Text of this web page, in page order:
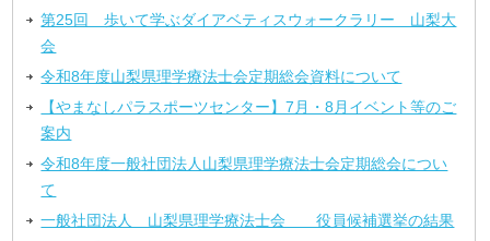
第25回 歩いて学ぶダイアベティスウォークラリー 山梨大
会
令和8年度山梨県理学療法士会定期総会資料について
【やまなしパラスポーツセンター】7月・8月イベント等のご
案内
令和8年度一般社団法人山梨県理学療法士会定期総会につい
て
一般社団法人 山梨県理学療法士会 役員候補選挙の結果